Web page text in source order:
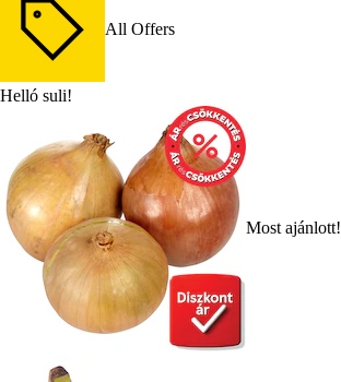
All Offers
Helló suli!
Most ajánlott!